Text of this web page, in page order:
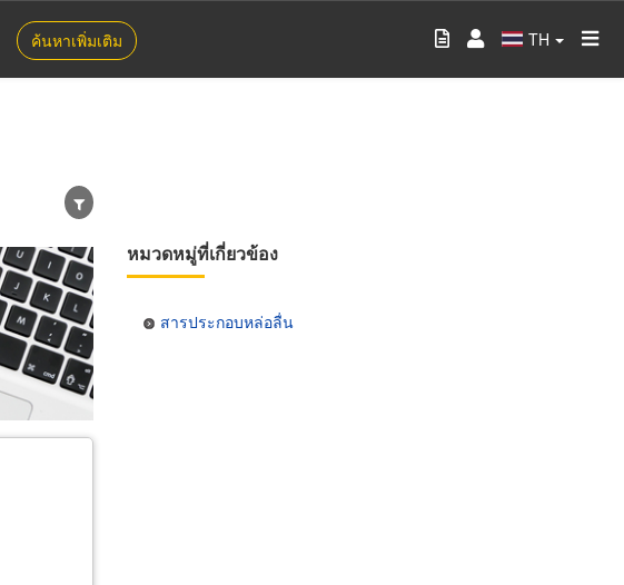
ค้นหาเพิ่มเติม TH
หมวดหมู่ที่เกี่ยวข้อง
สารประกอบหล่อลื่น